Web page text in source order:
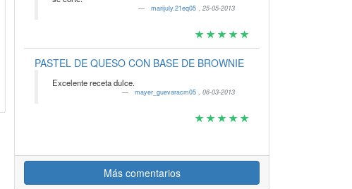
marijuly.21eq05,25-05-2013
PASTEL DE QUESO CON BASE DE BROWNIE
Excelente receta dulce.
mayer_guevaracm05,06-03-2013
Más comentarios